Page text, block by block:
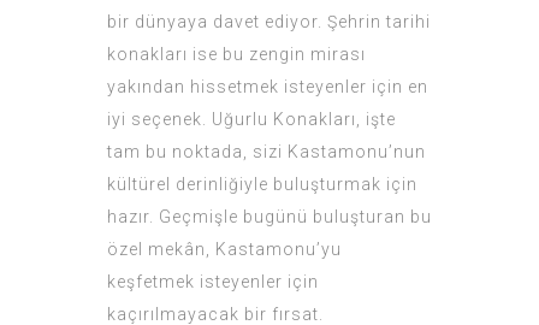
bir dünyaya davet ediyor. Şehrin tarihi
konakları ise bu zengin mirası
yakından hissetmek isteyenler için en
iyi seçenek. Uğurlu Konakları, işte
tam bu noktada, sizi Kastamonu’nun
kültürel derinliğiyle buluşturmak için
hazır. Geçmişle bugünü buluşturan bu
özel mekân, Kastamonu’yu
keşfetmek isteyenler için
kaçırılmayacak bir fırsat.